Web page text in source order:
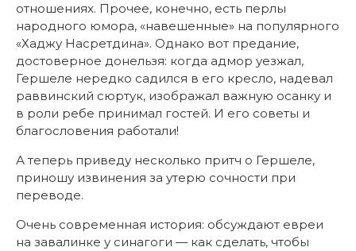
отношениях. Прочее, конечно, есть перлы
народного юмора, «навешенные» на популярного
«Хаджу Насретдина». Однако вот предание,
достоверное донельзя: когда адмор уезжал,
Гершеле нередко садился в его кресло, надевал
раввинский сюртук, изображал важную осанку и
в роли ребе принимал гостей. И его советы и
благословения работали!
А теперь приведу несколько притч о Гершеле,
приношу извинения за утерю сочности при
переводе.
Очень современная история: обсуждают евреи
на завалинке у синагоги — как сделать, чтобы